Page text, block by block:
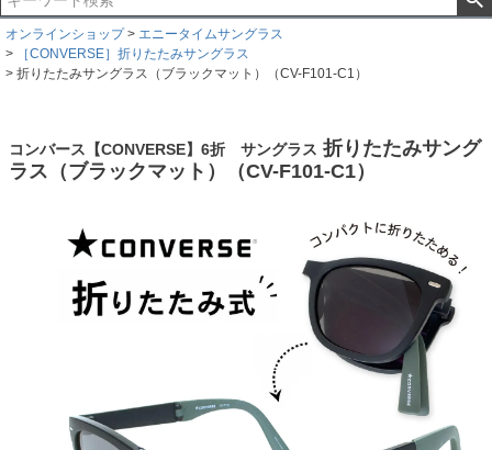
オンラインショップ
エニータイムサングラス
［CONVERSE］折りたたみサングラス
折りたたみサングラス（ブラックマット）（CV-F101-C1）
コンバース【CONVERSE】6折 サングラス 折りたたみサング
ラス（ブラックマット）（CV-F101-C1）